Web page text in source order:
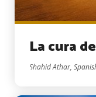
La cura
Shahid Athar,